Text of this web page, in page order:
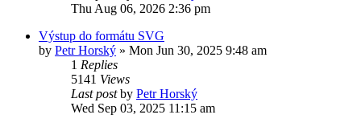
Thu Aug 06, 2026 2:36 pm
Výstup do formátu SVG
by Petr Horský » Mon Jun 30, 2025 9:48 am
1 Replies
5141 Views
Last postby Petr Horský
Wed Sep 03, 2025 11:15 am